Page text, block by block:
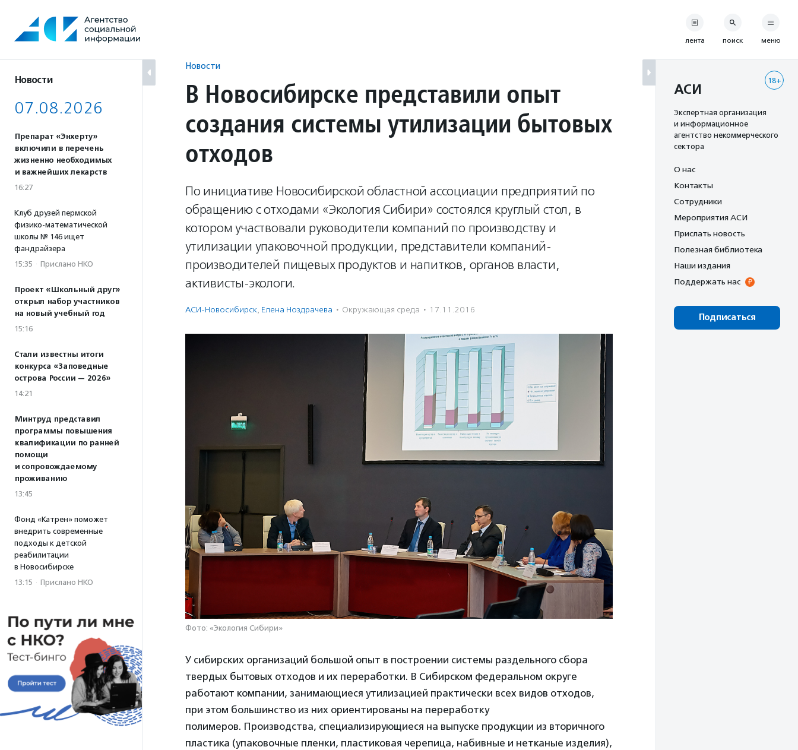
содержанию
Новости
07.08.2026
Препарат «Энхерту»
включили в перечень
жизненно необходимых
и важнейших лекарств
16:27
Клуб друзей пермской
физико-математической
школы № 146 ищет
фандрайзера
15:35 · Прислано НКО
Проект «Школьный друг»
открыл набор участников
на новый учебный год
15:16
Стали известны итоги
конкурса «Заповедные
острова России — 2026»
14:21
Минтруд представил
программы повышения
квалификации по ранней
помощи
и сопровождаемому
проживанию
13:45
Фонд «Катрен» поможет
внедрить современные
подходы к детской
реабилитации
в Новосибирске
13:15 · Прислано НКО
Новости
В Новосибирске представили опыт
создания системы утилизации бытовых
отходов
По инициативе Новосибирской областной ассоциации предприятий по
обращению с отходами «Экология Сибири» состоялся круглый стол, в
котором участвовали руководители компаний по производству и
утилизации упаковочной продукции, представители компаний-
производителей пищевых продуктов и напитков, органов власти,
активисты-экологи.
АСИ-Новосибирск, Елена Ноздрачева · Окружающая среда · 17.11.2016
Фото: «Экология Сибири»
У сибирских организаций большой опыт в построении системы раздельного сбора
твердых бытовых отходов и их переработки. В Сибирском федеральном округе
работают компании, занимающиеся утилизацией практически всех видов отходов,
при этом большинство из них ориентированы на переработку
полимеров. Производства, специализирующиеся на выпуске продукции из вторичного
пластика (упаковочные пленки, пластиковая черепица, набивные и нетканые изделия),
лента поиск меню
18+
АСИ
Экспертная организация
и информационное
агентство некоммерческого
сектора
О нас
Контакты
Сотрудники
Мероприятия АСИ
Прислать новость
Полезная библиотека
Наши издания
Поддержать нас
Подписаться